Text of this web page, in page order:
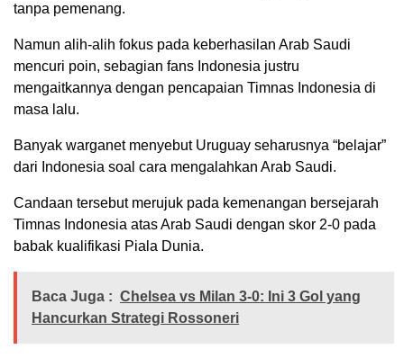
tanpa pemenang.
Namun alih-alih fokus pada keberhasilan Arab Saudi
mencuri poin, sebagian fans Indonesia justru
mengaitkannya dengan pencapaian Timnas Indonesia di
masa lalu.
Banyak warganet menyebut Uruguay seharusnya “belajar”
dari Indonesia soal cara mengalahkan Arab Saudi.
Candaan tersebut merujuk pada kemenangan bersejarah
Timnas Indonesia atas Arab Saudi dengan skor 2-0 pada
babak kualifikasi Piala Dunia.
Baca Juga : Chelsea vs Milan 3-0: Ini 3 Gol yang
Hancurkan Strategi Rossoneri